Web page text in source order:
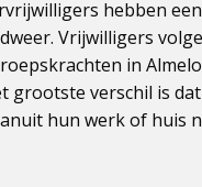
hebben
Vrijwilligers
in
grootste verschil is
hun werk of huis